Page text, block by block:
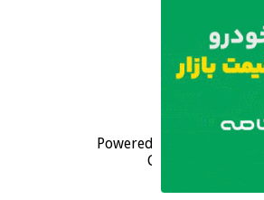
Powered by |